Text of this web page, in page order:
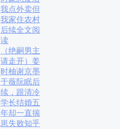
我点外卖但
我家住农村
后续全文阅
读
（绝嗣男主
请走开）姜
时柚谢京墨
于薇阮眠后
续，跟清冷
学长结婚五
年却一直揣
崽失败知乎